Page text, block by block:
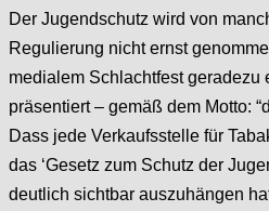
Der Jugendschutz wird von
Regulierung nicht ernst
medialem Schlachtfest geradezu
präsentiert – gemäß dem Motto:
Dass jede Verkaufsstelle für
das ‘Gesetz zum Schutz der
deutlich sichtbar auszuhängen